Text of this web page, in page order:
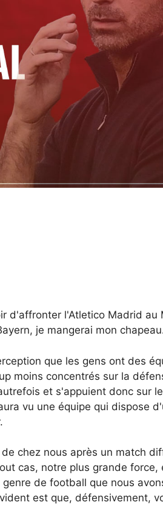
d'affronter l'Atletico Madrid au
je mangerai mon
que les gens ont des
moins concentrés sur la
et s'appuient donc sur
vu une équipe qui dispose
chez nous après un match
cas, notre plus grande
de football que nous
est que, défensivement,